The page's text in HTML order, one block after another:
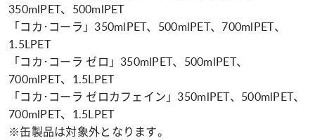
350mlPET、500mlPET
「コカ･コーラ」350mlPET、500mlPET、700mlPET、
1.5LPET
「コカ･コーラ ゼロ」350mlPET、500mlPET、
700mlPET、1.5LPET
「コカ･コーラ ゼロカフェイン」350mlPET、500mlPET、
700mlPET、1.5LPET
※缶製品は対象外となります。